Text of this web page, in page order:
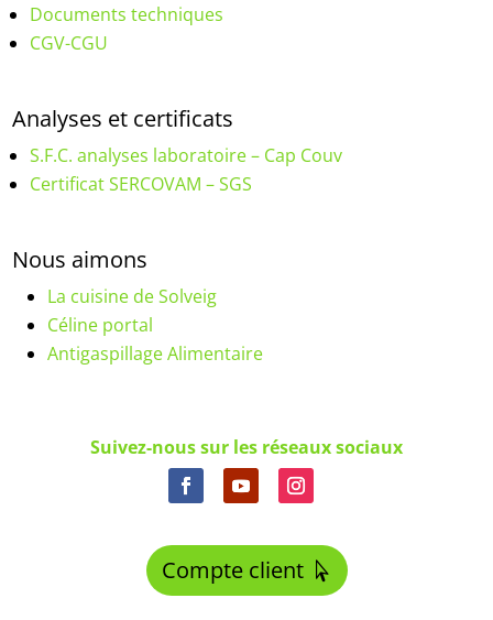
Documents techniques
CGV-CGU
Analyses et certificats
S.F.C. analyses laboratoire – Cap Couv
Certificat SERCOVAM – SGS
Nous aimons
La cuisine de Solveig
Céline portal
Antigaspillage Alimentaire
Suivez-nous sur les réseaux sociaux
Compte client